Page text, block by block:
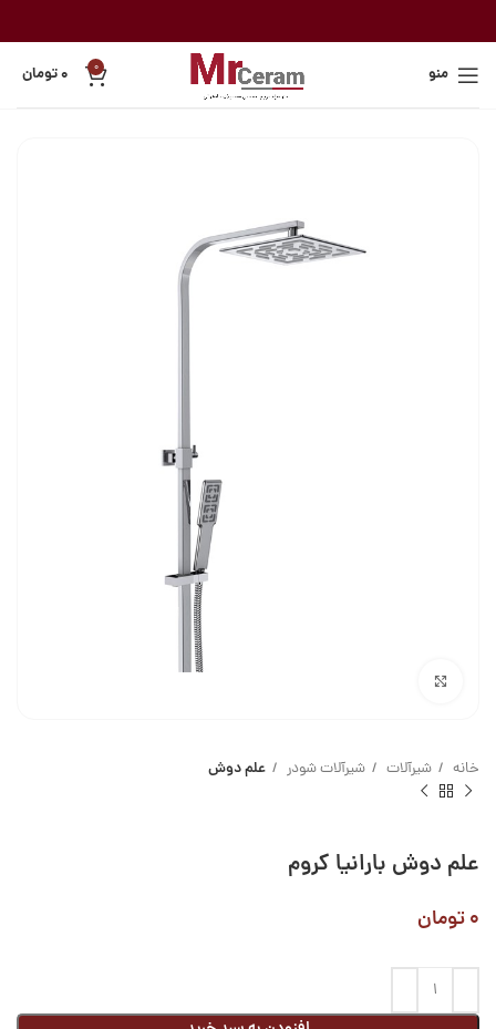
منو 0 ۰تومان
خانه شیرآلات شیرآلات شودر علم دوش
علم دوش بارانیا کروم
۰تومان